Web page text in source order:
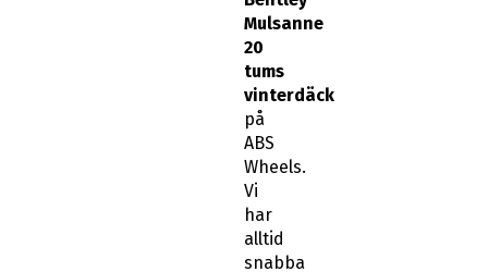
Mulsanne
20
tums
vinterdäck
på
ABS
Wheels.
Vi
har
alltid
snabba